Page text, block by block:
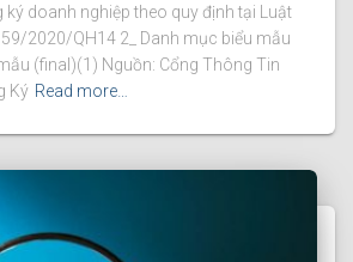
ký doanh nghiệp theo quy định tại Luật
2020/QH14 2_ Danh mục biểu mẫu
(final)(1) Nguồn: Cổng Thông Tin
Ký Read more…